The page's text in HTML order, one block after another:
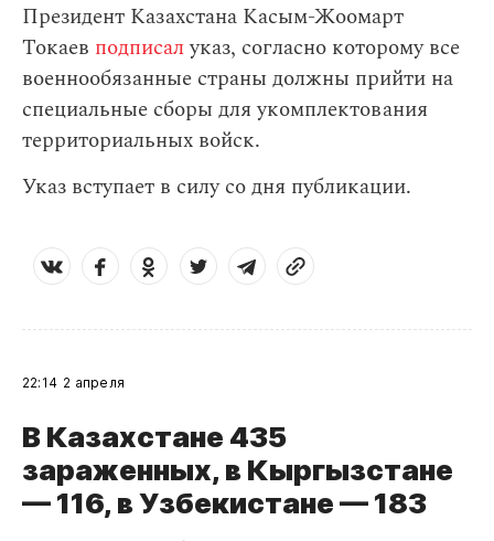
Президент Казахстана Касым-Жоомарт
Токаев подписалуказ, согласно которому все
военнообязанные страны должны прийти на
специальные сборы для укомплектования
территориальных войск.
Указ вступает в силу со дня публикации.
22:14 2 апреля
В Казахстане 435
зараженных, в Кыргызстане
— 116, в Узбекистане — 183